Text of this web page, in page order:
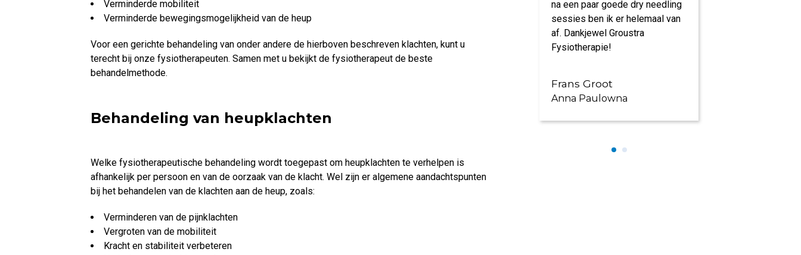
Verminderde mobiliteit
Verminderde bewegingsmogelijkheid van de heup
Voor een gerichte behandeling van onder andere de hierboven beschreven klachten, kunt u
terecht bij onze fysiotherapeuten. Samen met u bekijkt de fysiotherapeut de beste
behandelmethode.
Behandeling van heupklachten
Welke fysiotherapeutische behandeling wordt toegepast om heupklachten te verhelpen is
afhankelijk per persoon en van de oorzaak van de klacht. Wel zijn er algemene aandachtspunten
bij het behandelen van de klachten aan de heup, zoals:
Verminderen van de pijnklachten
Vergroten van de mobiliteit
Kracht en stabiliteit verbeteren
na een paar goede dry needling
sessies ben ik er helemaal van
af. Dankjewel Groustra
Fysiotherapie!
Frans Groot
Anna Paulowna